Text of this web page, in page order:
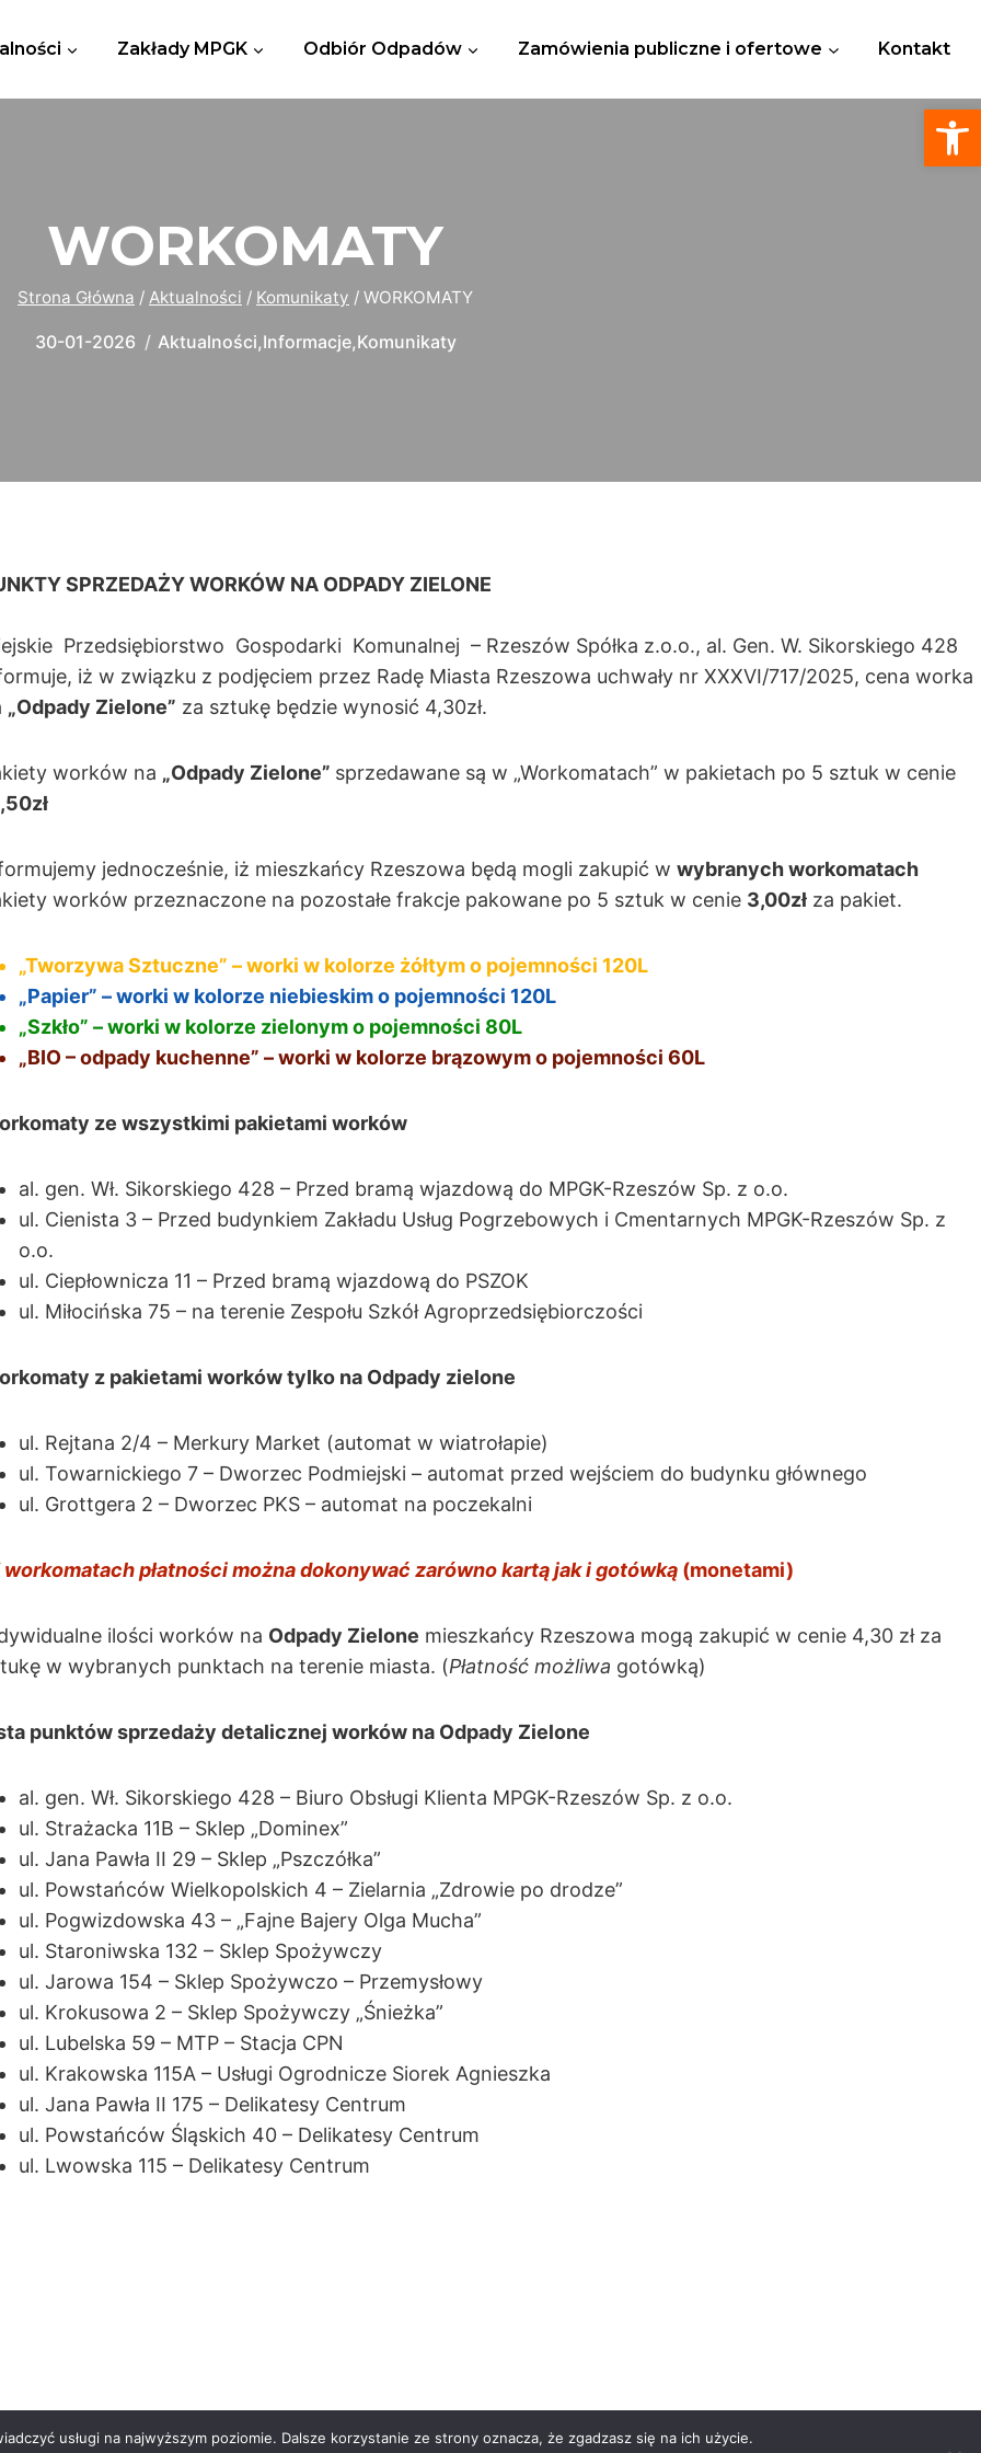
Zakłady MPGK Odbiór Odpadów Zamówienia publiczne i ofertowe Kontakt
WORKOMATY
Strona Główna / Aktualności / Komunikaty / WORKOMATY
30-01-2026 Aktualności,Informacje,Komunikaty
SPRZEDAŻY WORKÓW NA ODPADY ZIELONE
Przedsiębiorstwo Gospodarki Komunalnej – Rzeszów Spółka z.o.o., al. Gen. W. Sikorskiego 428
iż w związku z podjęciem przez Radę Miasta Rzeszowa uchwały nr XXXVI/717/2025, cena worka
„Odpady Zielone” za sztukę będzie wynosić 4,30zł.
worków na „Odpady Zielone” sprzedawane są w „Workomatach” w pakietach po 5 sztuk w cenie
jednocześnie, iż mieszkańcy Rzeszowa będą mogli zakupić w wybranych workomatach
worków przeznaczone na pozostałe frakcje pakowane po 5 sztuk w cenie 3,00zł za pakiet.
„Tworzywa Sztuczne” – worki w kolorze żółtym o pojemności 120L
„Papier” – worki w kolorze niebieskim o pojemności 120L
„Szkło” – worki w kolorze zielonym o pojemności 80L
„BIO – odpady kuchenne” – worki w kolorze brązowym o pojemności 60L
ze wszystkimi pakietami worków
al. gen. Wł. Sikorskiego 428 – Przed bramą wjazdową do MPGK-Rzeszów Sp. z o.o.
ul. Cienista 3 – Przed budynkiem Zakładu Usług Pogrzebowych i Cmentarnych MPGK-Rzeszów Sp. z
o.o.
ul. Ciepłownicza 11 – Przed bramą wjazdową do PSZOK
ul. Miłocińska 75 – na terenie Zespołu Szkół Agroprzedsiębiorczości
z pakietami worków tylko na Odpady zielone
ul. Rejtana 2/4 – Merkury Market (automat w wiatrołapie)
ul. Towarnickiego 7 – Dworzec Podmiejski – automat przed wejściem do budynku głównego
ul. Grottgera 2 – Dworzec PKS – automat na poczekalni
workomatach płatności można dokonywać zarówno kartą jak i gotówką (monetami)
ilości worków na Odpady Zielone mieszkańcy Rzeszowa mogą zakupić w cenie 4,30 zł za
w wybranych punktach na terenie miasta. (Płatność możliwa gotówką)
punktów sprzedaży detalicznej worków na Odpady Zielone
al. gen. Wł. Sikorskiego 428 – Biuro Obsługi Klienta MPGK-Rzeszów Sp. z o.o.
ul. Strażacka 11B – Sklep „Dominex”
ul. Jana Pawła II 29 – Sklep „Pszczółka”
ul. Powstańców Wielkopolskich 4 – Zielarnia „Zdrowie po drodze”
ul. Pogwizdowska 43 – „Fajne Bajery Olga Mucha”
ul. Staroniwska 132 – Sklep Spożywczy
ul. Jarowa 154 – Sklep Spożywczo – Przemysłowy
ul. Krokusowa 2 – Sklep Spożywczy „Śnieżka”
ul. Lubelska 59 – MTP – Stacja CPN
ul. Krakowska 115A – Usługi Ogrodnicze Siorek Agnieszka
ul. Jana Pawła II 175 – Delikatesy Centrum
ul. Powstańców Śląskich 40 – Delikatesy Centrum
ul. Lwowska 115 – Delikatesy Centrum
usługi na najwyższym poziomie. Dalsze korzystanie ze strony oznacza, że zgadzasz się na ich użycie.